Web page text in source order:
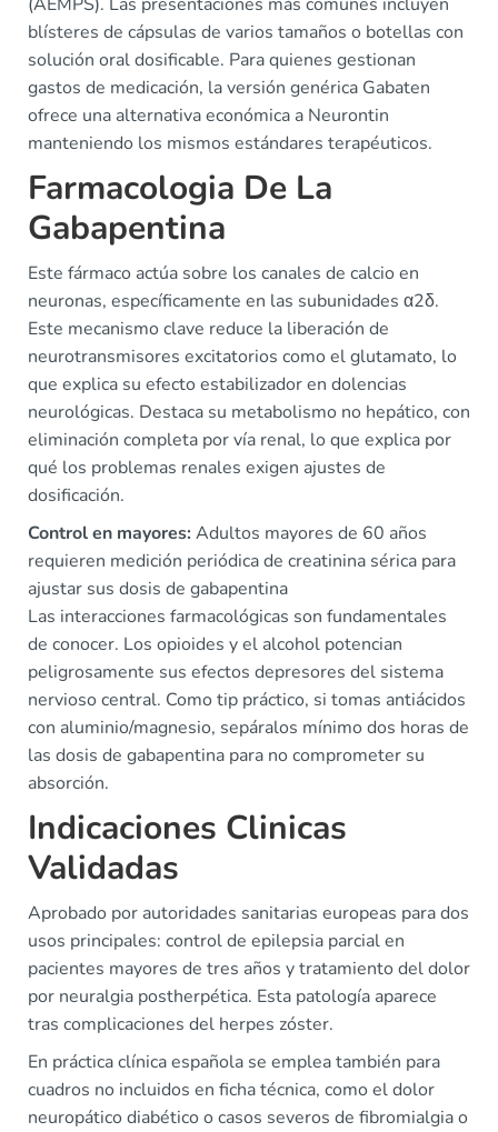
blísteres de cápsulas de varios tamaños o botellas con
solución oral dosificable. Para quienes gestionan
gastos de medicación, la versión genérica Gabaten
ofrece una alternativa económica a Neurontin
manteniendo los mismos estándares terapéuticos.
Farmacologia De La
Gabapentina
Este fármaco actúa sobre los canales de calcio en
neuronas, específicamente en las subunidades α2δ.
Este mecanismo clave reduce la liberación de
neurotransmisores excitatorios como el glutamato, lo
que explica su efecto estabilizador en dolencias
neurológicas. Destaca su metabolismo no hepático, con
eliminación completa por vía renal, lo que explica por
qué los problemas renales exigen ajustes de
dosificación.
Control en mayores:Adultos mayores de 60 años
requieren medición periódica de creatinina sérica para
ajustar sus dosis de gabapentina
Las interacciones farmacológicas son fundamentales
de conocer. Los opioides y el alcohol potencian
peligrosamente sus efectos depresores del sistema
nervioso central. Como tip práctico, si tomas antiácidos
con aluminio/magnesio, sepáralos mínimo dos horas de
las dosis de gabapentina para no comprometer su
absorción.
Indicaciones Clinicas
Validadas
Aprobado por autoridades sanitarias europeas para dos
usos principales: control de epilepsia parcial en
pacientes mayores de tres años y tratamiento del dolor
por neuralgia postherpética. Esta patología aparece
tras complicaciones del herpes zóster.
En práctica clínica española se emplea también para
cuadros no incluidos en ficha técnica, como el dolor
neuropático diabético o casos severos de fibromialgia o